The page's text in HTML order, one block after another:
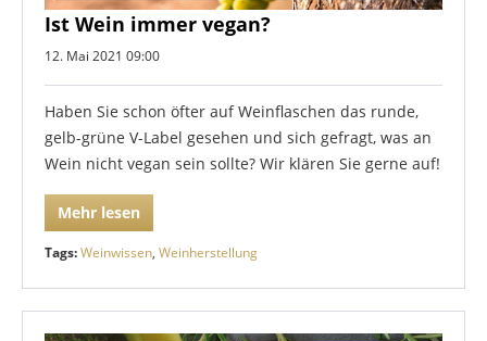
Ist Wein immer vegan?
12. Mai 2021 09:00
Haben Sie schon öfter auf Weinflaschen das runde,
gelb-grüne V-Label gesehen und sich gefragt, was an
Wein nicht vegan sein sollte? Wir klären Sie gerne auf!
Mehr lesen
Tags:Weinwissen, Weinherstellung